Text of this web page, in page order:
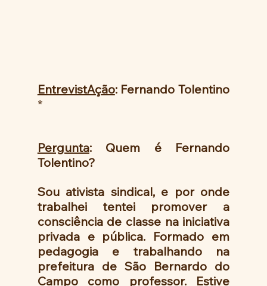
EntrevistAção
*
Pergunta: Quem é Fernando
Tolentino?
Sou ativista sindical, e por onde
trabalhei tentei promover a
consciência de classe na iniciativa
privada e pública. Formado em
pedagogia e trabalhando na
prefeitura de São Bernardo do
Campo como professor. Estive